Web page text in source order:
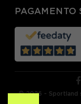
PAGAMENTO
© 2026 - Sportland